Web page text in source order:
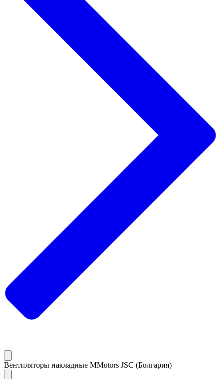
Вентиляторы накладные MMotors JSC (Болгария)